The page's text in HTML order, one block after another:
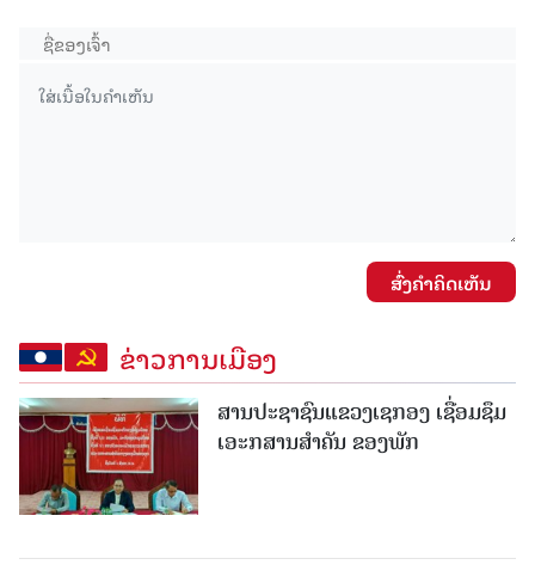
ສົ່ງຄໍາຄິດເຫັນ
ຂ່າວການເມືອງ
ສານປະຊາຊົນແຂວງເຊກອງ ເຊື່ອມຊຶມ
ເອະກສານສໍາຄັນ ຂອງພັກ